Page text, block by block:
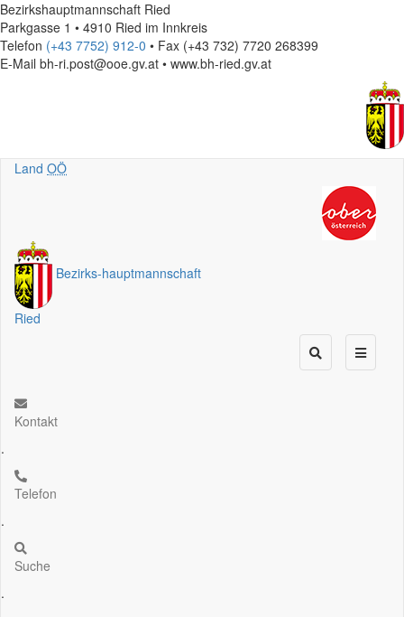
Bezirkshauptmannschaft Ried
Parkgasse 1 • 4910 Ried im Innkreis
Telefon (+43 7752) 912-0 • Fax (+43 732) 7720 268399
E-Mail bh-ri.post@ooe.gv.at • www.bh-ried.gv.at
Land OÖ
Bezirks-hauptmannschaft
Ried
Kontakt
.
Telefon
.
Suche
.